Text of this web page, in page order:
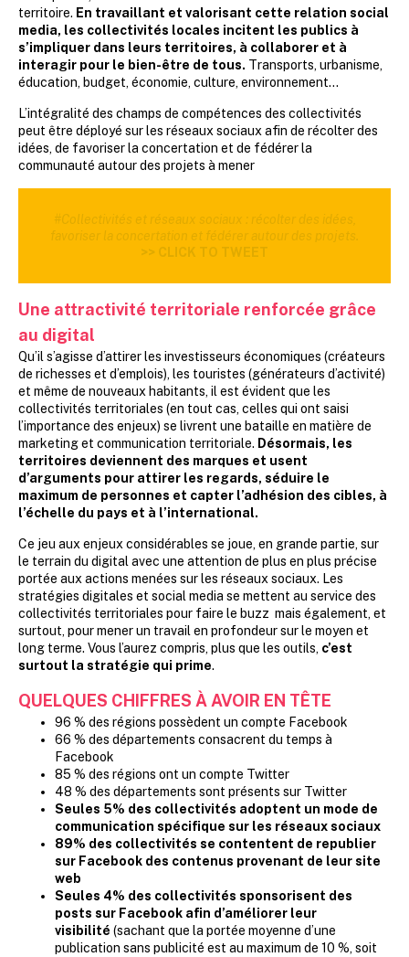
territoire. En travaillant et valorisant cette relation social
media, les collectivités locales incitent les publics à
s’impliquer dans leurs territoires, à collaborer et à
interagir pour le bien-être de tous. Transports, urbanisme,
éducation, budget, économie, culture, environnement…
L’intégralité des champs de compétences des collectivités
peut être déployé sur les réseaux sociaux afin de récolter des
idées, de favoriser la concertation et de fédérer la
communauté autour des projets à mener
#Collectivités et réseaux sociaux : récolter des idées,
favoriser la concertation et fédérer autour des projets.
>> CLICK TO TWEET
Une attractivité territoriale renforcée grâce
au digital
Qu’il s’agisse d’attirer les investisseurs économiques (créateurs
de richesses et d’emplois), les touristes (générateurs d’activité)
et même de nouveaux habitants, il est évident que les
collectivités territoriales (en tout cas, celles qui ont saisi
l’importance des enjeux) se livrent une bataille en matière de
marketing et communication territoriale. Désormais, les
territoires deviennent des marques et usent
d’arguments pour attirer les regards, séduire le
maximum de personnes et capter l’adhésion des cibles, à
l’échelle du pays et à l’international.
Ce jeu aux enjeux considérables se joue, en grande partie, sur
le terrain du digital avec une attention de plus en plus précise
portée aux actions menées sur les réseaux sociaux. Les
stratégies digitales et social media se mettent au service des
collectivités territoriales pour faire le buzz mais également, et
surtout, pour mener un travail en profondeur sur le moyen et
long terme. Vous l’aurez compris, plus que les outils, c’est
surtout la stratégie qui prime.
QUELQUES CHIFFRES À AVOIR EN TÊTE
96 % des régions possèdent un compte Facebook
66 % des départements consacrent du temps à
Facebook
85 % des régions ont un compte Twitter
48 % des départements sont présents sur Twitter
Seules 5% des collectivités adoptent un mode de
communication spécifique sur les réseaux sociaux
89% des collectivités se contentent de republier
sur Facebook des contenus provenant de leur site
web
Seules 4% des collectivités sponsorisent des
posts sur Facebook afin d’améliorer leur
visibilité (sachant que la portée moyenne d’une
publication sans publicité est au maximum de 10 %, soit